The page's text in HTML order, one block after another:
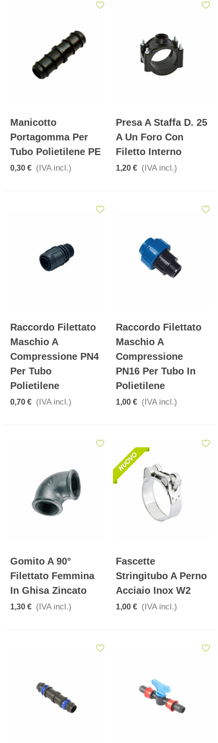
Manicotto
Portagomma Per
Tubo Polietilene PE
0,30 € (IVA incl.)
Presa A Staffa D. 25
A Un Foro Con
Filetto Interno
1,20 € (IVA incl.)
Raccordo Filettato
Maschio A
Compressione PN4
Per Tubo
Polietilene
0,70 € (IVA incl.)
Raccordo Filettato
Maschio A
Compressione
PN16 Per Tubo In
Polietilene
1,00 € (IVA incl.)
Gomito A 90°
Filettato Femmina
In Ghisa Zincato
1,30 € (IVA incl.)
Fascette
Stringitubo A Perno
Acciaio Inox W2
1,00 € (IVA incl.)